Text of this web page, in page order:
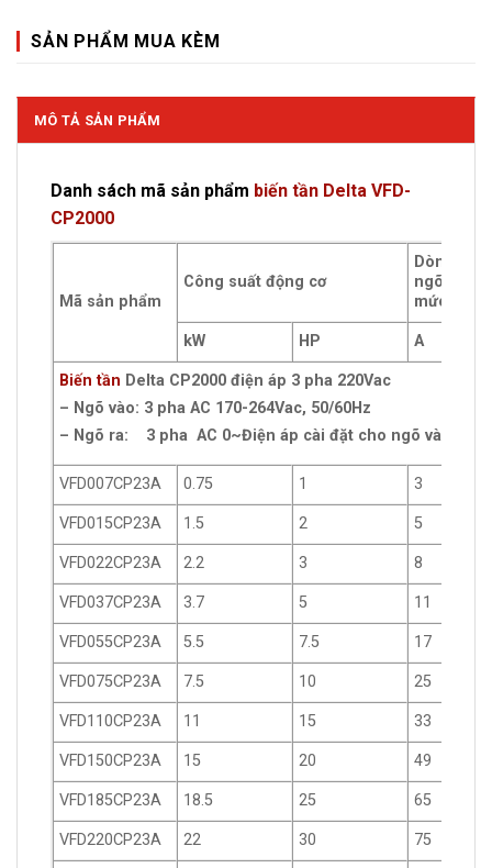
SẢN PHẨM MUA KÈM
MÔ TẢ SẢN PHẨM
Danh sách mã sản phẩm biến tần Delta VFD-
CP2000
Mã sản phẩm
Công suất động cơ
Dòng điện
ngõ ra
mức
kW HP A
Biến tần Delta CP2000 điện áp 3 pha 220Vac
– Ngõ vào: 3 pha AC 170-264Vac, 50/60Hz
– Ngõ ra: 3 pha AC 0~Điện áp cài đặt cho ngõ vào
VFD007CP23A 0.75 1 3
VFD015CP23A 1.5 2 5
VFD022CP23A 2.2 3 8
VFD037CP23A 3.7 5 11
VFD055CP23A 5.5 7.5 17
VFD075CP23A 7.5 10 25
VFD110CP23A 11 15 33
VFD150CP23A 15 20 49
VFD185CP23A 18.5 25 65
VFD220CP23A 22 30 75